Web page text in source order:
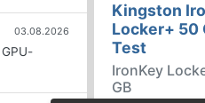
03.08.2026
Kingston
Locker+ 50
Test
IronKey
GB